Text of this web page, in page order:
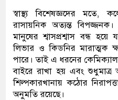
স্বাস্থ্য বিশেষজ্ঞদের
রাসায়নিক অত্যন্ত
মানুষের শ্বাসপ্রশ্বাস বন্ধ হয়ে
লিভার ও কিডনির মারাত্মক
পারে। তাই এ ধরনের
বাইরে রাখা হয় এবং শুধুমাত্র
শিল্পকারখানায় কঠোর
অনুমতি রয়েছে।